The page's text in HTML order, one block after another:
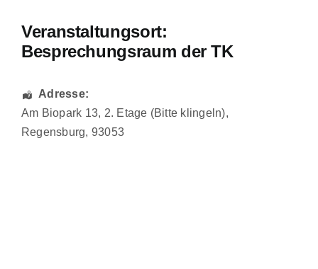
Veranstaltungsort:
Besprechungsraum der TK
Adresse:
Am Biopark 13, 2. Etage (Bitte klingeln),
Regensburg, 93053